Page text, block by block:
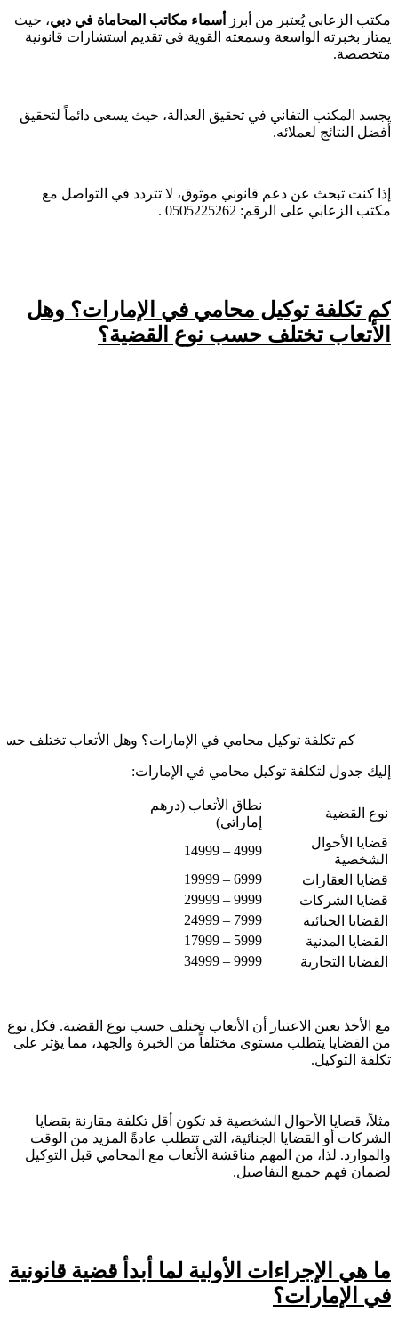
مكتب الزعابي يُعتبر من أبرز أسماء مكاتب المحاماة في دبي، حيث
يمتاز بخبرته الواسعة وسمعته القوية في تقديم استشارات قانونية
متخصصة.
يجسد المكتب التفاني في تحقيق العدالة، حيث يسعى دائماً لتحقيق
أفضل النتائج لعملائه.
إذا كنت تبحث عن دعم قانوني موثوق، لا تتردد في التواصل مع
مكتب الزعابي على الرقم: 0505225262 .
كم تكلفة توكيل محامي في الإمارات؟ وهل
الأتعاب تختلف حسب نوع القضية؟
كم تكلفة توكيل محامي في الإمارات؟ وهل الأتعاب تختلف
إليك جدول لتكلفة توكيل محامي في الإمارات:
نوع القضية
نطاق الأتعاب (درهم
إماراتي)
قضايا الأحوال
الشخصية
4999 – 14999
قضايا العقارات
6999 – 19999
قضايا الشركات
9999 – 29999
القضايا الجنائية
7999 – 24999
القضايا المدنية
5999 – 17999
القضايا التجارية
9999 – 34999
مع الأخذ بعين الاعتبار أن الأتعاب تختلف حسب نوع القضية. فكل نوع
من القضايا يتطلب مستوى مختلفاً من الخبرة والجهد، مما يؤثر على
تكلفة التوكيل.
مثلاً، قضايا الأحوال الشخصية قد تكون أقل تكلفة مقارنة بقضايا
الشركات أو القضايا الجنائية، التي تتطلب عادةً المزيد من الوقت
والموارد. لذا، من المهم مناقشة الأتعاب مع المحامي قبل التوكيل
لضمان فهم جميع التفاصيل.
ما هي الإجراءات الأولية لما أبدأ قضية قانونية
في الإمارات؟